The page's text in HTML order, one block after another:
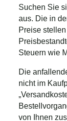
Suchen Sie
aus. Die in
Preise
Steuern wie
Die
nicht im
von Ihnen